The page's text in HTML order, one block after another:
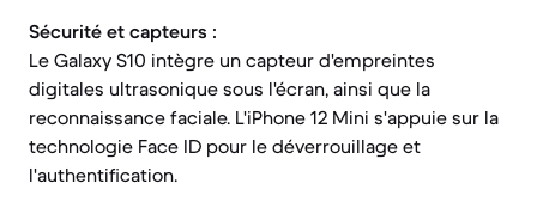
Sécurité et capteurs :
Le Galaxy S10 intègre un capteur d'empreintes
digitales ultrasonique sous l'écran, ainsi que la
reconnaissance faciale. L'iPhone 12 Mini s'appuie sur la
technologie Face ID pour le déverrouillage et
l'authentification.